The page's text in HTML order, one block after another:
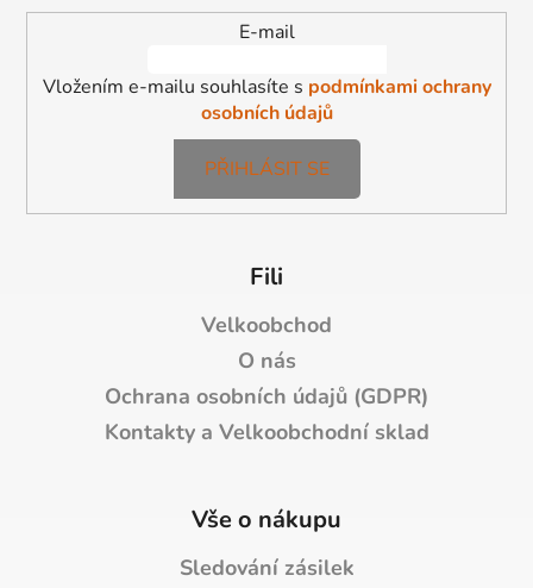
E-mail
Vložením e-mailu souhlasíte s podmínkami ochrany
osobních údajů
PŘIHLÁSIT SE
Fili
Velkoobchod
O nás
Ochrana osobních údajů (GDPR)
Kontakty a Velkoobchodní sklad
Vše o nákupu
Sledování zásilek